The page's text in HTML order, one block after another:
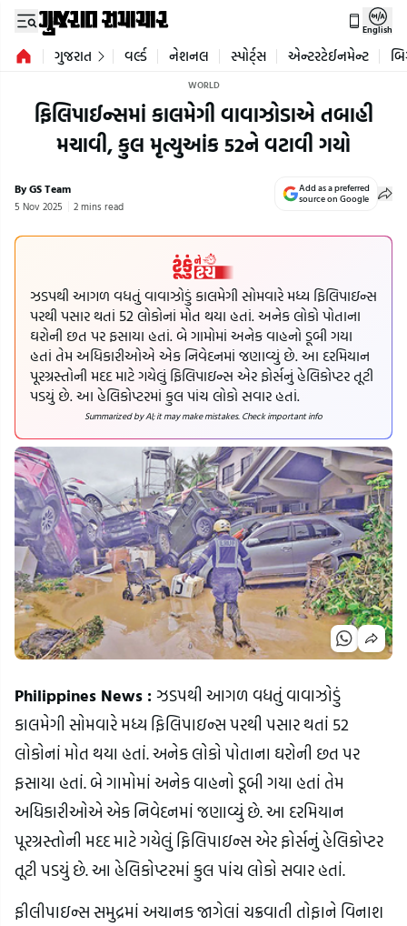
English
ગુજરાત વર્લ્ડ નેશનલ સ્પોર્ટ્સ એન્ટરટેઈનમેન્ટ
WORLD
ફિલિપાઈન્સમાં કાલમેગી વાવાઝોડાએ તબાહી
મચાવી, કુલ મૃત્યુઆંક 52ને વટાવી ગયો
By GS Team
5 Nov 2025 2 mins read
Add as a preferred
source on Google
ઝડપથી આગળ વધતું વાવાઝોડું કાલમેગી સોમવારે મધ્ય ફિલિપાઇન્સ
પરથી પસાર થતાં 52 લોકોનાં મોત થયા હતાં. અનેક લોકો પોતાના
ઘરોની છત પર ફસાયા હતાં. બે ગામોમાં અનેક વાહનો ડૂબી ગયા
હતાં તેમ અધિકારીઓએ એક નિવેદનમાં જણાવ્યું છે. આ દરમિયાન
પૂરગ્રસ્તોની મદદ માટે ગયેલું ફિલિપાઇન્સ એર ફોર્સનું હેલિકોપ્ટર તૂટી
પડયું છે. આ હેલિકોપ્ટરમાં કુલ પાંચ લોકો સવાર હતાં.
Summarized by AI; it may make mistakes. Check important info
Philippines News :ઝડપથી આગળ વધતું વાવાઝોડું
કાલમેગી સોમવારે મધ્ય ફિલિપાઇન્સ પરથી પસાર થતાં 52
લોકોનાં મોત થયા હતાં. અનેક લોકો પોતાના ઘરોની છત પર
ફસાયા હતાં. બે ગામોમાં અનેક વાહનો ડૂબી ગયા હતાં તેમ
અધિકારીઓએ એક નિવેદનમાં જણાવ્યું છે. આ દરમિયાન
પૂરગ્રસ્તોની મદદ માટે ગયેલું ફિલિપાઇન્સ એર ફોર્સનું હેલિકોપ્ટર
તૂટી પડયું છે. આ હેલિકોપ્ટરમાં કુલ પાંચ લોકો સવાર હતાં.
ફીલીપાઇન્સ સમુદ્રમાં અચાનક જાગેલાં ચક્રવાતી તોફાને વિનાશ